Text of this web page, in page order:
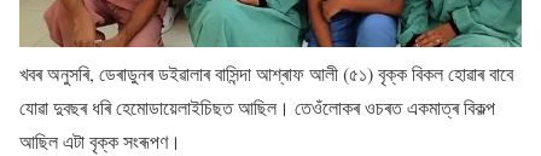
খবৰ অনুসৰি, ডেৰাডুনৰ ডইৱালাৰ বাসিন্দা আশ্ৰাফ আলী (৫১) বৃক্ক বিকল হোৱাৰ বাবে
যোৱা দুবছৰ ধৰি হেমোডায়েলাইচিছত আছিল। তেওঁলোকৰ ওচৰত একমাত্ৰ বিকল্প
আছিল এটা বৃক্ক সংৰূপণ।